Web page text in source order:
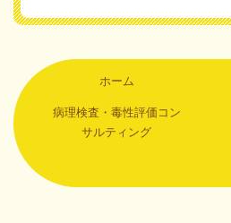
ホーム
病理検査・毒性評価コン
サルティング